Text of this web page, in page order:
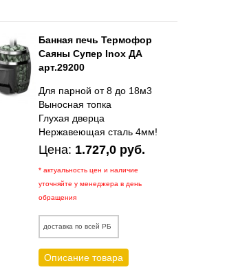
Банная печь Термофор
Саяны Супер Inox ДА
арт.29200
Для парной от 8 до 18м3
Выносная топка
Глухая дверца
Нержавеющая сталь 4мм!
Цена: 1.727,0 руб.
* актуальность цен и наличие
уточняйте у менеджера в день
обращения
доставка по всей РБ
Описание товара